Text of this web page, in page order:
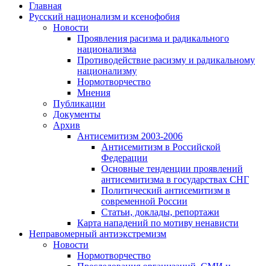
Главная
Русский национализм и ксенофобия
Новости
Проявления расизма и радикального
национализма
Противодействие расизму и радикальному
национализму
Нормотворчество
Мнения
Публикации
Документы
Архив
Антисемитизм 2003-2006
Антисемитизм в Российской
Федерации
Основные тенденции проявлений
антисемитизма в государствах СНГ
Политический антисемитизм в
современной России
Статьи, доклады, репортажи
Карта нападений по мотиву ненависти
Неправомерный антиэкстремизм
Новости
Нормотворчество